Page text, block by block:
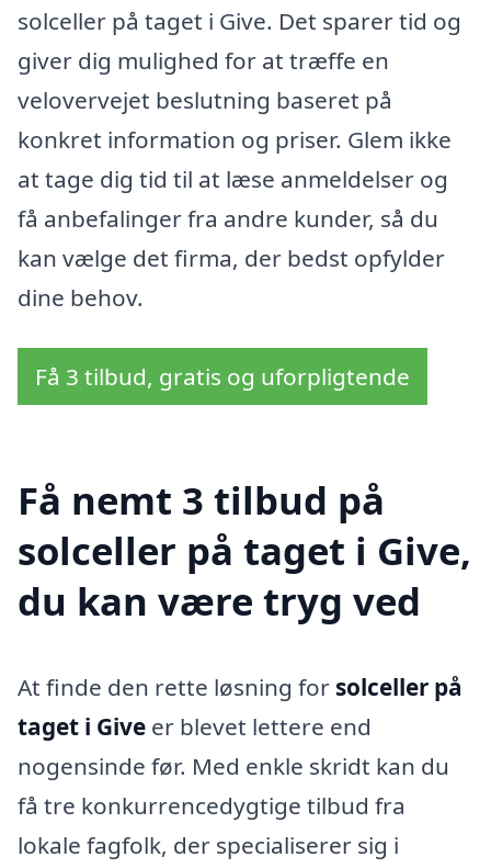
solceller på taget i Give. Det sparer tid og
giver dig mulighed for at træffe en
velovervejet beslutning baseret på
konkret information og priser. Glem ikke
at tage dig tid til at læse anmeldelser og
få anbefalinger fra andre kunder, så du
kan vælge det firma, der bedst opfylder
dine behov.
Få 3 tilbud, gratis og uforpligtende
Få nemt 3 tilbud på
solceller på taget i Give,
du kan være tryg ved
At finde den rette løsning for solceller på
taget i Give er blevet lettere end
nogensinde før. Med enkle skridt kan du
få tre konkurrencedygtige tilbud fra
lokale fagfolk, der specialiserer sig i